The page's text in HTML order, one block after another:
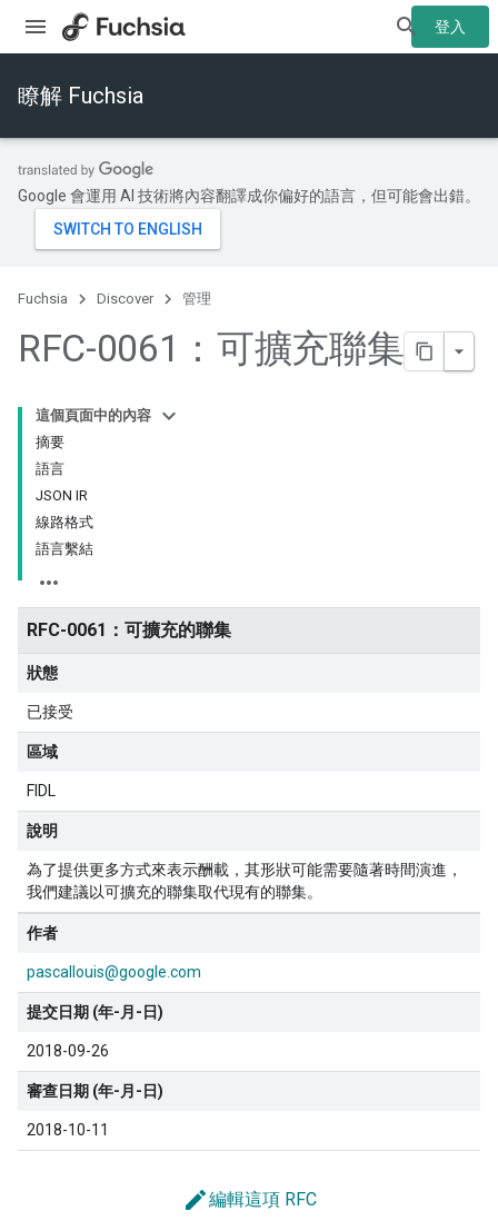
登入
瞭解 Fuchsia
Google 會運用 AI 技術將內容翻譯成你偏好的語言，但可能會出錯。
Fuchsia Discover 管理
RFC-0061：可擴充聯集
這個頁面中的內容
摘要
語言
JSON IR
線路格式
語言繫結
RFC-0061：可擴充的聯集
狀態
已接受
區域
FIDL
說明
為了提供更多方式來表示酬載，其形狀可能需要隨著時間演進，
我們建議以可擴充的聯集取代現有的聯集。
作者
pascallouis@google.com
提交日期 (年-月-日)
2018-09-26
審查日期 (年-月-日)
2018-10-11
edit編輯這項 RFC